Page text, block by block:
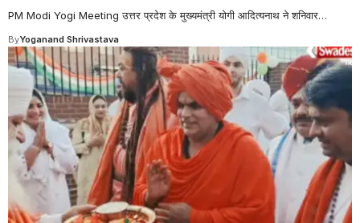
PM Modi Yogi Meeting उत्तर प्रदेश के मुख्यमंत्री योगी आदित्यनाथ ने शनिवार…
ByYoganand Shrivastava